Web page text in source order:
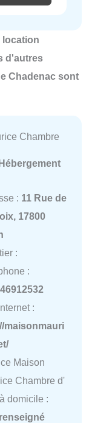
location
d'autres
Chadenac sont
Chambre
Hébergement
: 11 Rue de
17800
:
:
:
maisonmauri
Maison
Chambre d'
domicile :